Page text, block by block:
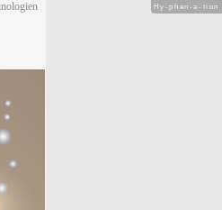
Hy-phen-a-tion